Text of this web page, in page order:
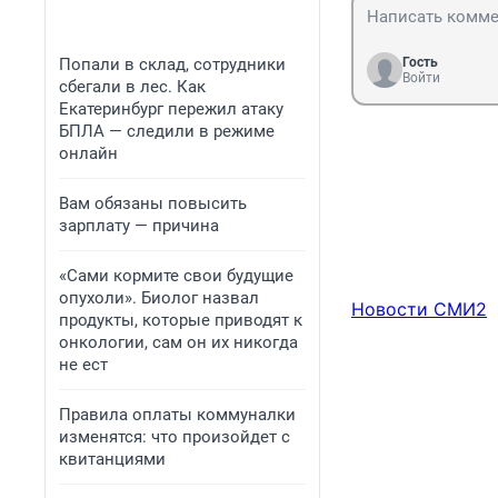
Попали в склад, сотрудники
сбегали в лес. Как
Екатеринбург пережил атаку
БПЛА — следили в режиме
онлайн
Вам обязаны повысить
зарплату — причина
«Сами кормите свои будущие
опухоли». Биолог назвал
продукты, которые приводят к
онкологии, сам он их никогда
не ест
Правила оплаты коммуналки
изменятся: что произойдет с
квитанциями
Гость
Войти
Новости СМИ2